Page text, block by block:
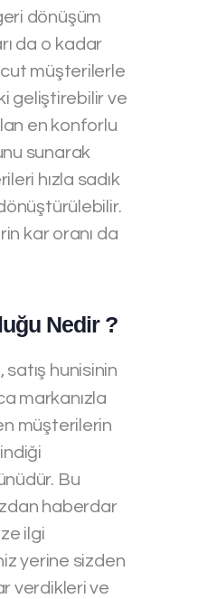
dönüşüm
da o kadar
müşterilerle
geliştirebilir ve
en konforlu
sunarak
hızla sadık
kar oranı da
Nedir ?
, satış hunisinin
markanızla
müşterilerin
Bu
haberdar
ilgi
yerine sizden
verdikleri ve